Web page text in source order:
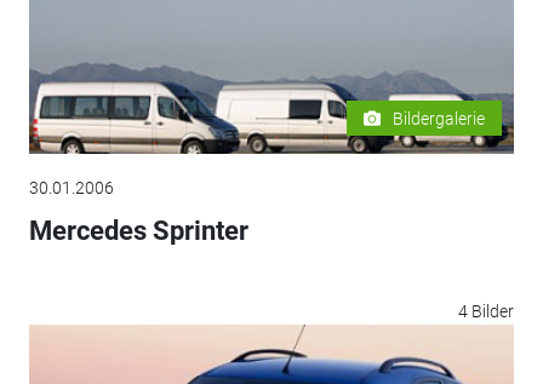
Bildergalerie
30.01.2006
Mercedes Sprinter
4 Bilder